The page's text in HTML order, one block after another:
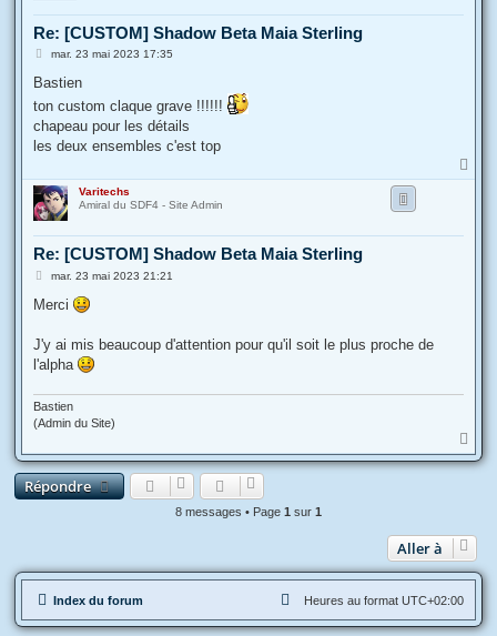
Re: [CUSTOM] Shadow Beta Maia Sterling
M
s
a
e
mar. 23 mai 2023 17:35
Bastien
ton custom claque grave !!!!!!
chapeau pour les détails
les deux ensembles c'est top
a
Varitechs
Amiral du SDF4 - Site Admin
Re: [CUSTOM] Shadow Beta Maia Sterling
M
s
g
e
mar. 23 mai 2023 21:21
Merci
J'y ai mis beaucoup d'attention pour qu'il soit le plus proche de
l'alpha
Bastien
(Admin du Site)
a
u
Répondre
8 messages • Page 1 sur 1
Aller à
Index du forum Heures au format UTC+02:00